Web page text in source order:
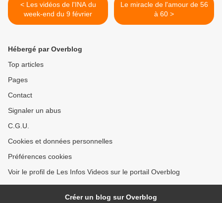
< Les vidéos de l'INA du
week-end du 9 février
Le miracle de l'amour de 56
à 60 >
Hébergé par Overblog
Top articles
Pages
Contact
Signaler un abus
C.G.U.
Cookies et données personnelles
Préférences cookies
Voir le profil de Les Infos Videos sur le portail Overblog
Créer un blog sur Overblog